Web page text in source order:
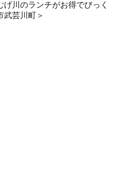
げ川のランチがお得でびっく
武芸川町＞